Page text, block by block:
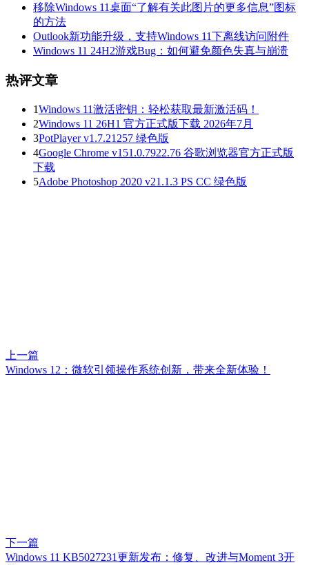
移除Windows 11桌面“了解有关此图片的更多信息”图标
的方法
Outlook新功能升级，支持Windows 11下离线访问附件
Windows 11 24H2游戏Bug：如何避免颜色失真与崩溃
热评文章
1Windows 11激活密钥：轻松获取最新激活码！
2Windows 11 26H1 官方正式版下载 2026年7月
3PotPlayer v1.7.21257 绿色版
4Google Chrome v151.0.7922.76 谷歌浏览器官方正式版
下载
5Adobe Photoshop 2020 v21.1.3 PS CC 绿色版
上一篇
Windows 12：微软引领操作系统创新，带来全新体验！
下一篇
Windows 11 KB5027231更新发布：修复、改进与Moment 3开